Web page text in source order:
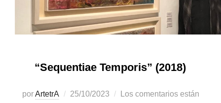
“Sequentiae Temporis” (2018)
porArtetrA
Publicado
25/10/2023
Los comentarios están